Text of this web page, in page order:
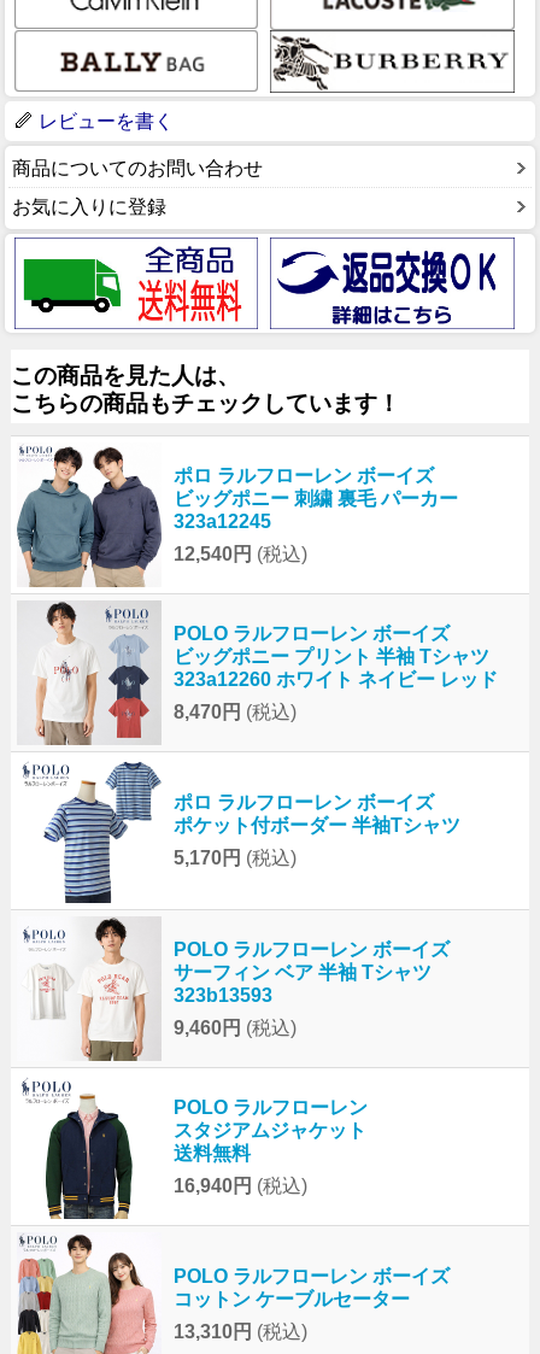
レビューを書く
商品についてのお問い合わせ
お気に入りに登録
この商品を見た人は、
こちらの商品もチェックしています！
ポロ ラルフローレン ボーイズ
ビッグポニー 刺繍 裏毛 パーカー
323a12245
12,540円 (税込)
POLO ラルフローレン ボーイズ
ビッグポニー プリント 半袖 Tシャツ
323a12260 ホワイト ネイビー レッド
8,470円 (税込)
ポロ ラルフローレン ボーイズ
ポケット付ボーダー 半袖Tシャツ
5,170円 (税込)
POLO ラルフローレン ボーイズ
サーフィン ベア 半袖 Tシャツ
323b13593
9,460円 (税込)
POLO ラルフローレン
スタジアムジャケット
送料無料
16,940円 (税込)
POLO ラルフローレン ボーイズ
コットン ケーブルセーター
13,310円 (税込)